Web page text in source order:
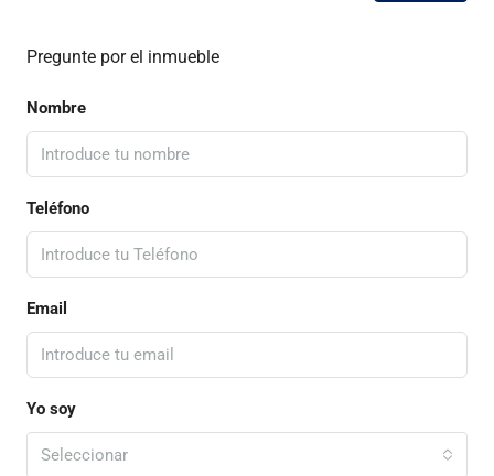
Pregunte por el inmueble
Nombre
Teléfono
Email
Yo soy
Seleccionar